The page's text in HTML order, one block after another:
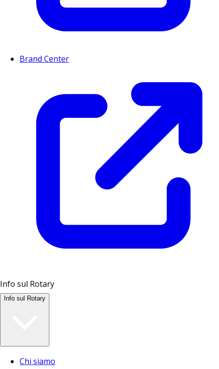
Brand Center
Info sul Rotary
Info sul Rotary
Chi siamo